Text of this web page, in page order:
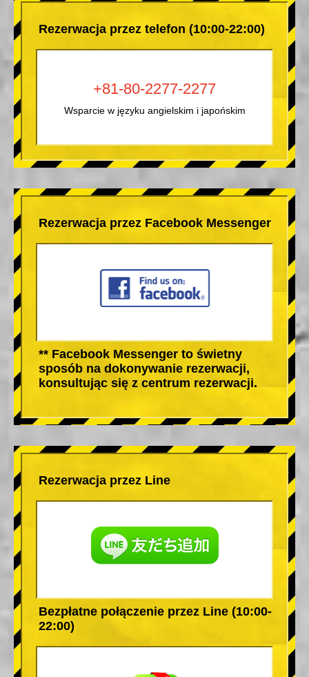
Rezerwacja przez telefon (10:00-22:00)
+81-80-2277-2277
Wsparcie w języku angielskim i japońskim
Rezerwacja przez Facebook Messenger
** Facebook Messenger to świetny
sposób na dokonywanie rezerwacji,
konsultując się z centrum rezerwacji.
Rezerwacja przez Line
Bezpłatne połączenie przez Line (10:00-
22:00)